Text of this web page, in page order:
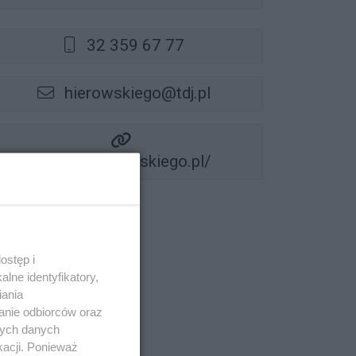
32 359 67 77
hierowskiego@tdj.pl
https://hierowskiego.pl/
i
identyfikatory,
odbiorców oraz
danych
Ponieważ